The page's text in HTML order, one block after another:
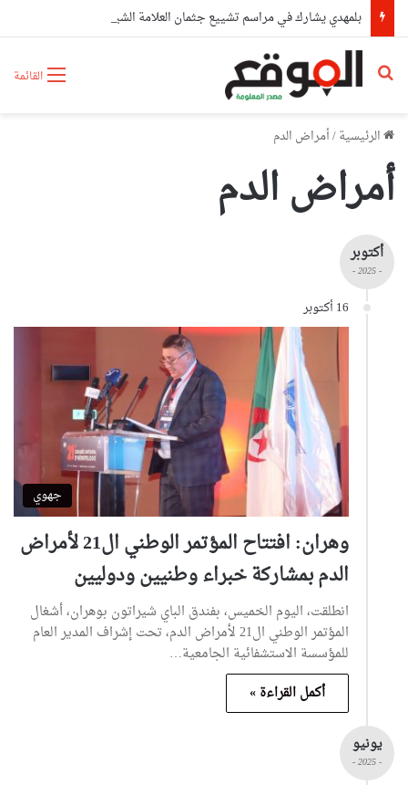
القائمة بحث عن
الرئيسية/أمراض الدم
أمراض الدم
أكتوبر
- 2025 -
16 أكتوبر
جهوي
وهران: افتتاح المؤتمر الوطني ال21 لأمراض
الدم بمشاركة خبراء وطنيين ودوليين
انطلقت، اليوم الخميس، بفندق الباي شيراتون بوهران، أشغال
المؤتمر الوطني ال21 لأمراض الدم، تحت إشراف المدير العام
للمؤسسة الاستشفائية الجامعية…
أكمل القراءة »
يونيو
- 2025 -